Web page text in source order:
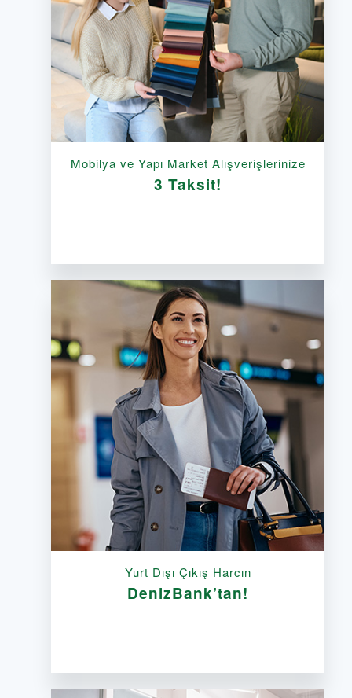
Mobilya ve Yapı Market Alışverişlerinize
3 Taksit!
Yurt Dışı Çıkış Harcın
DenizBank’tan!